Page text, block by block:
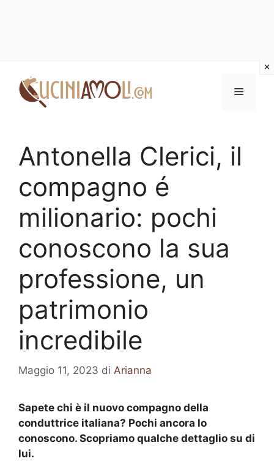
contenuto
Menu
Antonella Clerici, il
compagno é
milionario: pochi
conoscono la sua
professione, un
patrimonio
incredibile
Maggio 11, 2023 di Arianna
Sapete chi è il nuovo compagno della
conduttrice italiana? Pochi ancora lo
conoscono. Scopriamo qualche dettaglio su di
lui.